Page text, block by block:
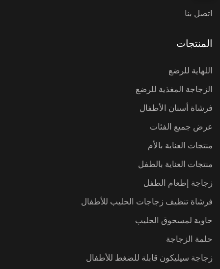
اتصل بنا
المنتجات
اللهاية للرضع
الزجاجة المغذية للرضع
فرشاة أسنان الأطفال
عرض جميع الفئات
منتجات العناية بالأم
منتجات العناية بالطفل
زجاجة إطعام الطفل
فرشاة تنظيف زجاجات الحليب للأطفال
حاوية لمسحوق الحليب
حلمة الزجاجة
زجاجة سيليكون قابلة للضغط للأطفال